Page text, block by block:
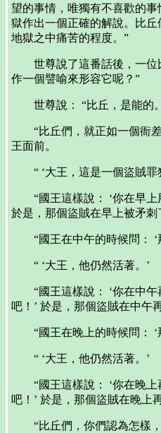
望的事情，唯獨有不喜歡的
獄作出一個正確的解說。比
地獄之中痛苦的程度。”
世尊說了這番話後，一位
作一個譬喻來形容它呢？”
世尊說： “比丘，是能的。
“比丘們，就正如一個衙差
王面前。
“ ‘大王，這是一個盜賊罪
“國王這樣說： ‘你在早上
於是，那個盜賊在早上被矛刺
“國王在中午的時候問： ‘
“ ‘大王，他仍然活著。’
“國王這樣說： ‘你在中午
吧！’ 於是，那個盜賊在中午
“國王在晚上的時候問： ‘
“ ‘大王，他仍然活著。’
“國王這樣說： ‘你在晚上
吧！’ 於是，那個盜賊在晚上
“比丘們，你們認為怎樣，